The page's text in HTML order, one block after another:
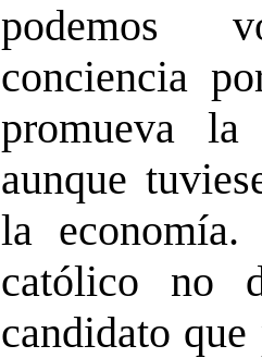
podemos
conciencia
promueva la
aunque
la
católico no
candidato